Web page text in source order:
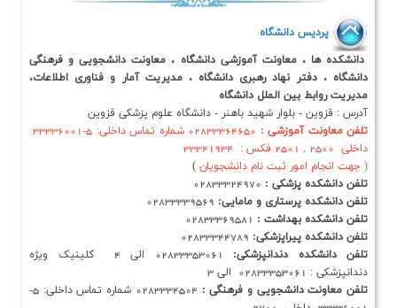
دانشگاه
معاونت آموزشی دانشگاه ، معاونت دانشجویی و فرهنگی
نهاد رهبری دانشگاه ، مدیریت آمار و فناوری اطلاعات،
الملل دانشگاه
شهید باهنر - دانشگاه علوم پزشکی قزوین
:
02833364650 شماره تماس داخلی: 5-33336001
ثبت نام دانشجویان
پزشکی :02833324970
و مامایی:02833339569
بهداشت :02833369581
02833344789
دندانپزشکی:
02833353061 الی 4 کلینیک ویژه
و فرهنگی : 0283334504 شماره تماس داخلی: 5-